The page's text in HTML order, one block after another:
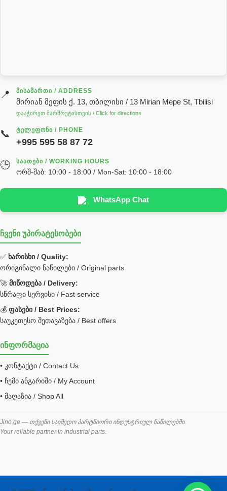
გადაცემათა კოლოფის ზეთი( კარობკის ზეთი)
ძრავის ზეთი
ჰიდრავლიკის ზეთი
реек
სხადასხვა
Hyva
უჟანგავი ფოლადი
Bobcat ფილტრი
Caterpillar ფილტრი
JCB ფილტრი
ქვაბი გათბობა მილები
შემაერთებელი / გადამყვანი UNF ORFS
შემაერთებელი BSPP /გადამყვანი
შესაფუთი მანქანა ვაკუმით
შლანგი
საწვავის შლანგი
📍 ᲛᲘᲡᲐᲛᲐᲠᲗᲘ / ADDRESS
მირიან მეფის ქ. 13, თბილისი / 13 Mirian Mepe St, Tbilisi
დააჭირეთ მარშრუტისთვის / Click for directions
📞 ᲢᲔᲚᲔᲤᲝᲜᲘ / PHONE
+995 595 58 87 72
🕒 ᲡᲐᲐᲗᲔᲑᲘ / WORKING HOURS
ორშ-შაბ: 10:00 - 18:00 / Mon-Sat: 10:00 - 18:00
WhatsApp Chat
ჩვენი უპირატესობები
✅ ხარისხი / Quality:
ორიგინალი ნაწილები / Original parts
🚀 მიწოდება / Delivery:
სწრაფი სერვისი / Fast service
💰 ფასები / Best Prices:
საუკეთესო შეთავაზება / Best offers
ინფორმაცია
• კონტაქტი / Contact Us
• ჩემი ანგარიში / My Account
• მაღაზია / Shop All
Jino.ge — თქვენი საიმედო პარტნიორი ინდუსტრიულ ნაწილებში.
Your reliable partner in industrial parts.